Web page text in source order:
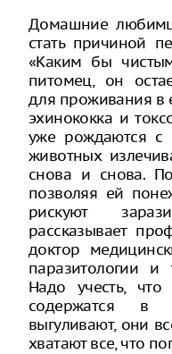
Домашние
стать причиной
«Каким бы
питомец, он
для проживания в
эхинококка и
уже рождаются с
животных
снова и снова.
позволяя ей
рискуют
рассказывает
доктор
паразитологии и
Надо учесть,
содержатся в
выгуливают, они
хватают все, что